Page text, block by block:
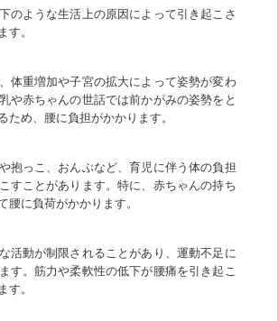
のような生活上の原因によって引き起こさ
す。
体重増加や子宮の拡大によって姿勢が変わ
や赤ちゃんの世話では前かがみの姿勢をと
ため、腰に負担がかかります。
抱っこ、おんぶなど、育児に伴う体の負担
すことがあります。特に、赤ちゃんの持ち
腰に負荷がかかります。
活動が制限されることがあり、運動不足に
す。筋力や柔軟性の低下が腰痛を引き起こ
す。